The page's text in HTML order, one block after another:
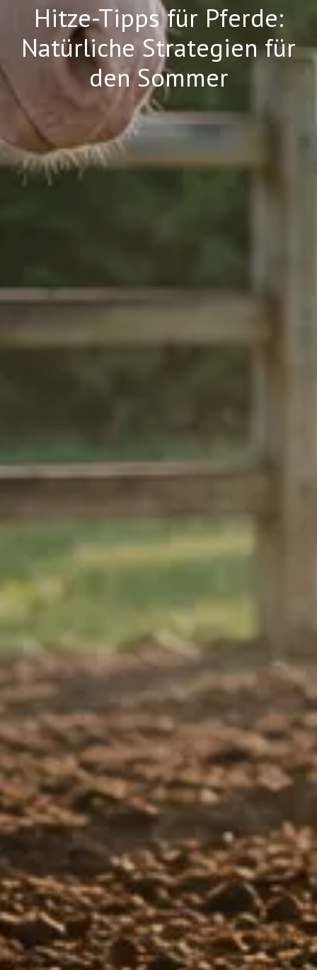
Hitze-Tipps für Pferde:
Natürliche Strategien für
den Sommer